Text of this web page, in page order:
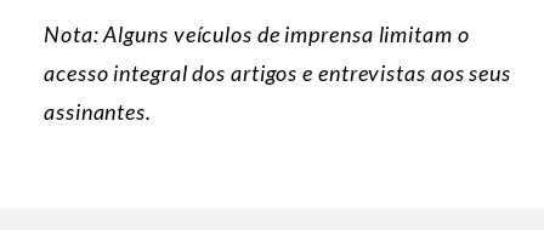
Nota: Alguns veículos de imprensa limitam o
acesso integral dos artigos e entrevistas aos seus
assinantes.